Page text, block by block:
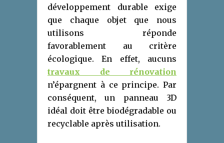
développement durable exige
que chaque objet que nous
utilisons réponde
favorablement au critère
écologique. En effet, aucuns
travaux de rénovation
n’épargnent à ce principe. Par
conséquent, un panneau 3D
idéal doit être biodégradable ou
recyclable après utilisation.